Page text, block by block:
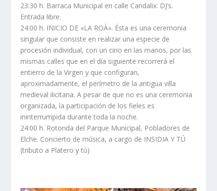
23:30 h. Barraca Municipal en calle Candalix: DJ’s.
Entrada libre.
24:00 h. INICIO DE «LA ROÀ». Ésta es una ceremonia
singular que consiste en realizar una especie de
procesión individual, con un cirio en las manos, por las
mismas calles que en el día siguiente recorrerá el
entierro de la Virgen y que configuran,
aproximadamente, el perímetro de la antigua villa
medieval ilicitana. A pesar de que no es una ceremonia
organizada, la participación de los fieles es
ininterrumpida durante toda la noche.
24:00 h. Rotonda del Parque Municipal, Pobladores de
Elche. Concierto de música, a cargo de INSIDIA Y TÚ
(tributo a Platero y tú)